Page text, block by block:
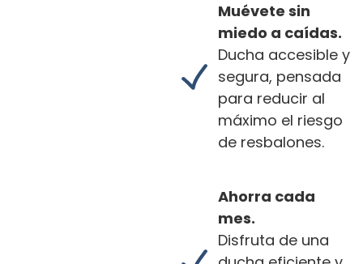
Muévete sin
miedo a caídas.
Ducha accesible y
segura, pensada
para reducir al
máximo el riesgo
de resbalones.
Ahorra cada
mes.
Disfruta de una